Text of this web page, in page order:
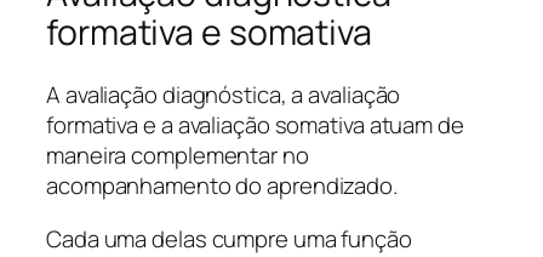
formativa e somativa
A avaliação diagnóstica, a avaliação
formativa e a avaliação somativa atuam de
maneira complementar no
acompanhamento do aprendizado.
Cada uma delas cumpre uma função